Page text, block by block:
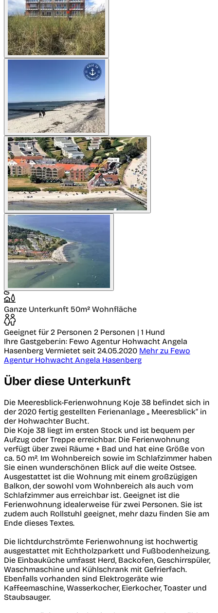
Ganze Unterkunft 50m² Wohnfläche
Geeignet für 2 Personen 2 Personen | 1 Hund
Ihre Gastgeber:in: Fewo Agentur Hohwacht Angela
Hasenberg Vermietet seit 24.05.2020 Mehr zu Fewo
Agentur Hohwacht Angela Hasenberg
Über diese Unterkunft
Die Meeresblick-Ferienwohnung Koje 38 befindet sich in
der 2020 fertig gestellten Ferienanlage „ Meeresblick“ in
der Hohwachter Bucht.
Die Koje 38 liegt im ersten Stock und ist bequem per
Aufzug oder Treppe erreichbar. Die Ferienwohnung
verfügt über zwei Räume + Bad und hat eine Größe von
ca. 50 m². Im Wohnbereich sowie im Schlafzimmer haben
Sie einen wunderschönen Blick auf die weite Ostsee.
Ausgestattet ist die Wohnung mit einem großzügigen
Balkon, der sowohl vom Wohnbereich als auch vom
Schlafzimmer aus erreichbar ist. Geeignet ist die
Ferienwohnung idealerweise für zwei Personen. Sie ist
zudem auch Rollstuhl geeignet, mehr dazu finden Sie am
Ende dieses Textes.
Die lichtdurchströmte Ferienwohnung ist hochwertig
ausgestattet mit Echtholzparkett und Fußbodenheizung.
Die Einbauküche umfasst Herd, Backofen, Geschirrspüler,
Waschmaschine und Kühlschrank mit Gefrierfach.
Ebenfalls vorhanden sind Elektrogeräte wie
Kaffeemaschine, Wasserkocher, Eierkocher, Toaster und
Staubsauger.